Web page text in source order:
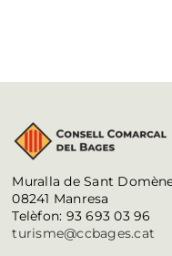
Muralla de Sant
08241 Manresa
Telèfon: 93 693 03 96
turisme@ccbages.cat